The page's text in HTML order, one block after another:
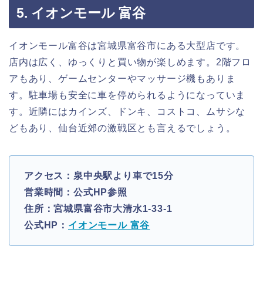
5. イオンモール 富谷
イオンモール富谷は宮城県富谷市にある大型店です。
店内は広く、ゆっくりと買い物が楽しめます。2階フロ
アもあり、ゲームセンターやマッサージ機もありま
す。駐車場も安全に車を停められるようになっていま
す。近隣にはカインズ、ドンキ、コストコ、ムサシな
どもあり、仙台近郊の激戦区とも言えるでしょう。
アクセス：泉中央駅より車で15分
営業時間：公式HP参照
住所：宮城県富谷市大清水1-33-1
公式HP： イオンモール 富谷